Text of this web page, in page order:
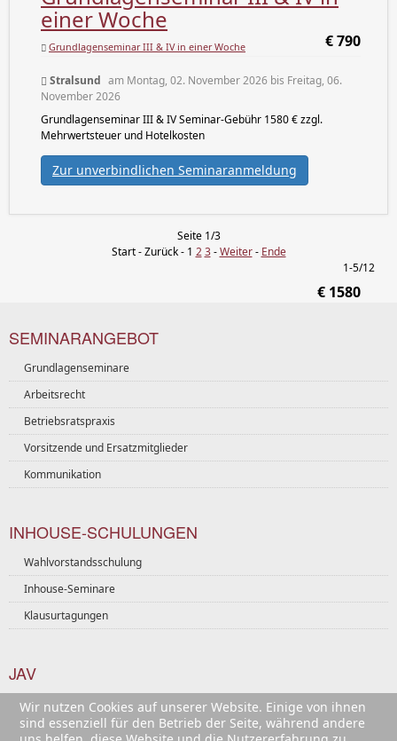
€ 790
einer Woche
Grundlagenseminar III & IV in einer Woche
Stralsund am Montag, 02. November 2026 bis Freitag, 06.
November 2026
Grundlagenseminar III & IV Seminar-Gebühr 1580 € zzgl.
Mehrwertsteuer und Hotelkosten
Zur unverbindlichen Seminaranmeldung
€ 1580
Seite 1/3
Start - Zurück - 1 2 3-Weiter- Ende
1-5/12
SEMINARANGEBOT
Grundlagenseminare
Arbeitsrecht
Betriebsratspraxis
Vorsitzende und Ersatzmitglieder
Kommunikation
INHOUSE-SCHULUNGEN
Wahlvorstandsschulung
Inhouse-Seminare
Klausurtagungen
JAV
Seminare für die JAV
Wir nutzen Cookies auf unserer Website. Einige von ihnen
sind essenziell für den Betrieb der Seite, während andere